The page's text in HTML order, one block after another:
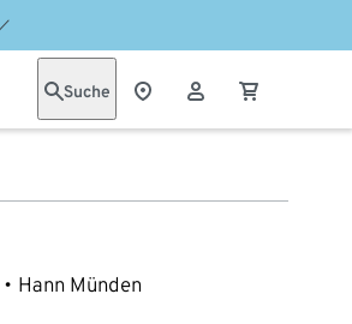
Suche
Hann Münden